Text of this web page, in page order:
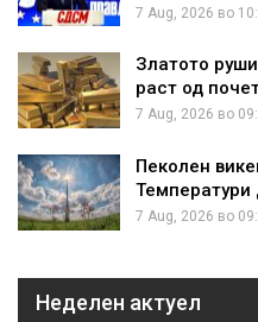
7 Aug, 2026 во
Златото
раст од
7 Aug, 2026 во
Пеколен
Температури
7 Aug, 2026 во
Неделен актуел